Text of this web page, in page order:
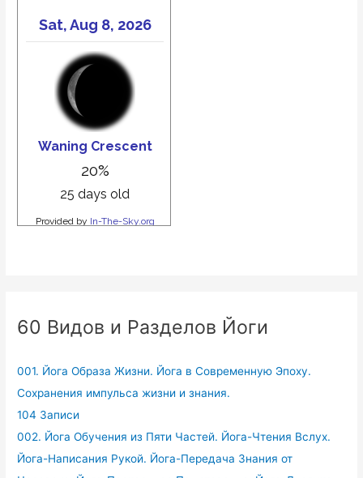
60 Видов и Разделов Йоги
001. Йога Образа Жизни. Йога в Современную Эпоху.
Сохранения импульса жизни и знания.
104 Записи
002. Йога Обучения из Пяти Частей. Йога-Чтения Вслух.
Йога-Написания Рукой. Йога-Передача Знания от